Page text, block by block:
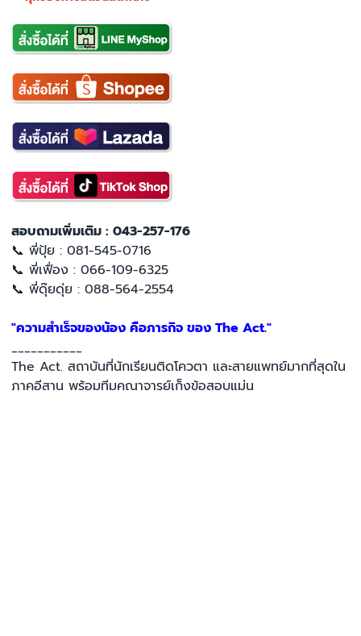
สอบถามเพิ่มเติม : 043-257-176
📞 พี่ปุ้ย : 081-545-0716
📞 พี่เฟื่อง : 066-109-6325
📞 พี่ดุ๊ยดุ่ย : 088-564-2554
"ความสำเร็จของน้อง คือภารกิจ ของ The Act."
___________
The Act. สถาบันที่นักเรียนติดโควตา และสายแพทย์มากที่สุดใน
ภาคอีสาน พร้อมทีมคณาจารย์เก็งข้อสอบแม่น